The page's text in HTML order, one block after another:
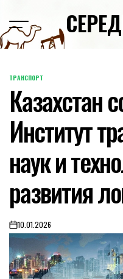
content
POSTED
IN
ТРАНСПОРТ
Казахстан
Институт
наук и
развития
on10.01.2026